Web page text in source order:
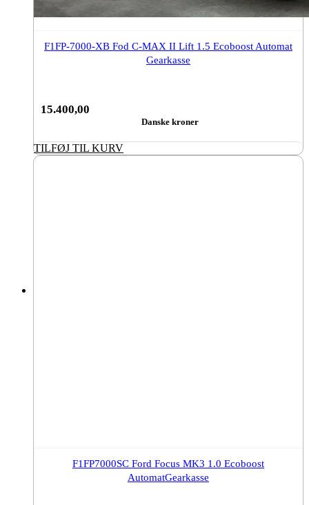
F1FP-7000-XB Fod C-MAX II Lift 1.5 Ecoboost Automat
Gearkasse
15.400,00
Danske kroner
TILFØJ TIL KURV
F1FP7000SC Ford Focus MK3 1.0 Ecoboost
AutomatGearkasse